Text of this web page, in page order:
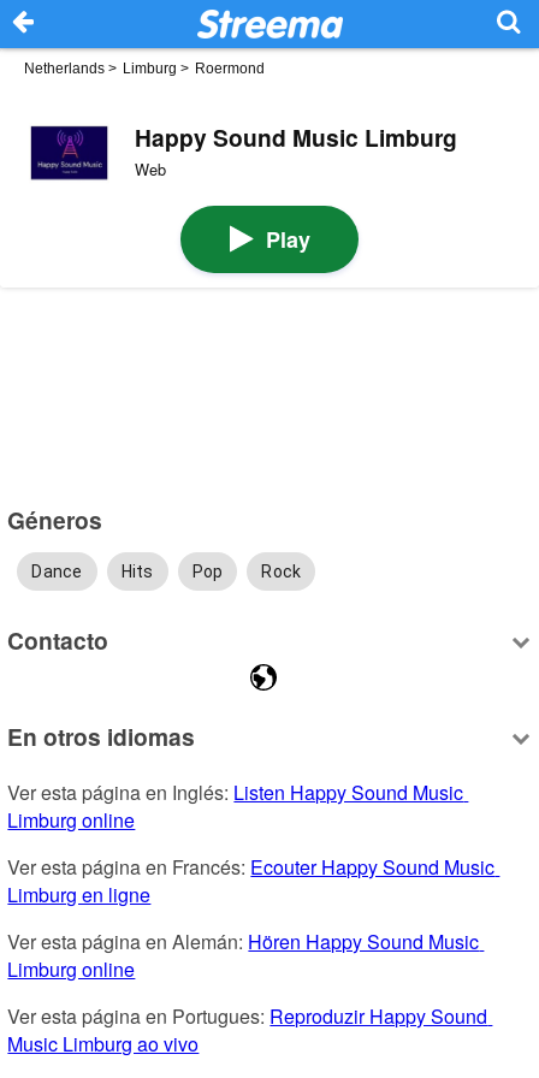
Netherlands > Limburg > Roermond
Happy Sound Music Limburg
Web
Play
Géneros
Dance Hits Pop Rock
Contacto
En otros idiomas
Ver esta página en Inglés: Listen Happy Sound Music
Limburg online
Ver esta página en Francés: Ecouter Happy Sound Music
Limburg en ligne
Ver esta página en Alemán: Hören Happy Sound Music
Limburg online
Ver esta página en Portugues: Reproduzir Happy Sound
Music Limburg ao vivo